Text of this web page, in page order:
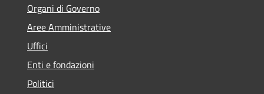
Organi di Governo
Aree Amministrative
Uffici
Enti e fondazioni
Politici